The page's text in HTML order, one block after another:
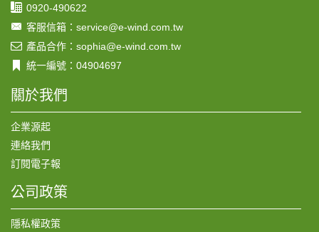
0920-490622
客服信箱：service@e-wind.com.tw
產品合作：sophia@e-wind.com.tw
統一編號：04904697
關於我們
企業源起
連絡我們
訂閱電子報
公司政策
隱私權政策